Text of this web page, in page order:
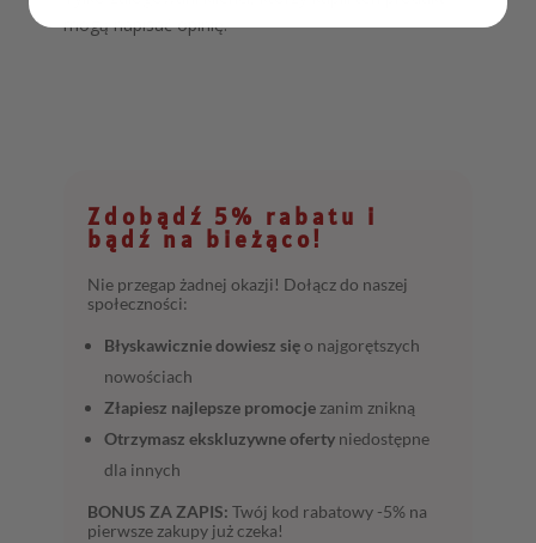
mogą napisać opinię.
Zdobądź 5% rabatu i
bądź na bieżąco!
Nie przegap żadnej okazji! Dołącz do naszej
społeczności:
Błyskawicznie dowiesz sięo najgorętszych
nowościach
Złapiesz najlepsze promocjezanim znikną
Otrzymasz ekskluzywne oferty niedostępne
dla innych
BONUS ZA ZAPIS: Twój kod rabatowy -5% na
pierwsze zakupy już czeka!